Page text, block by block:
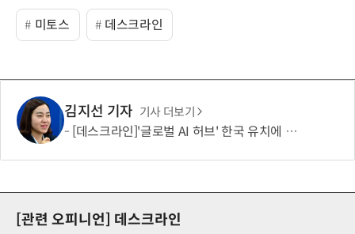
미토스 데스크라인
김지선 기자 기사 더보기
[데스크라인]'글로벌 AI 허브' 한국 유치에 부쳐
[관련 오피니언] 데스크라인